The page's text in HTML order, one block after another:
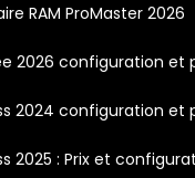
RAM ProMaster 2026
2026 configuration et
2024 configuration et
2025 : Prix et